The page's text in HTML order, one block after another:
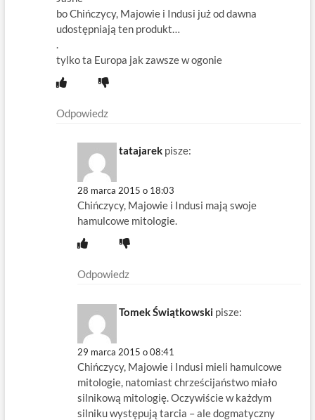
bo Chińczycy, Majowie i Indusi już od dawna
udostępniają ten produkt…
.
tylko ta Europa jak zawsze w ogonie
Odpowiedz
tatajarek pisze:
28 marca 2015 o 18:03
Chińczycy, Majowie i Indusi mają swoje
hamulcowe mitologie.
Odpowiedz
Tomek Świątkowski pisze:
29 marca 2015 o 08:41
Chińczycy, Majowie i Indusi mieli hamulcowe
mitologie, natomiast chrześcijaństwo miało
silnikową mitologię. Oczywiście w każdym
silniku występują tarcia – ale dogmatyczny